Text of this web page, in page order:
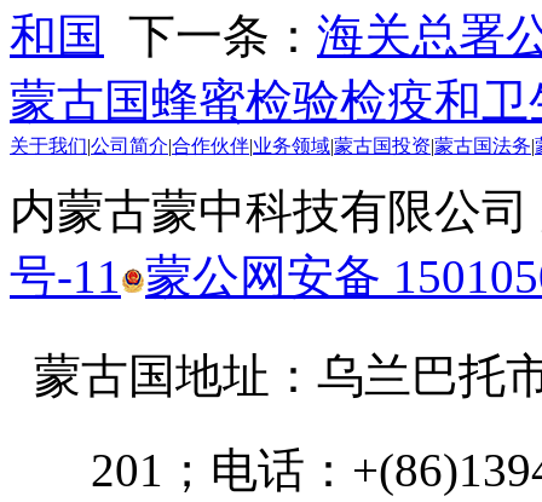
和国
下一条： 海关总署
蒙古国蜂蜜检验检疫和
关于我们 公司简介 合作伙伴 业务领域 蒙古国投资 蒙古国法务
内蒙古蒙中科技有限公
号-11 蒙公网安备
蒙古国地址： 乌兰巴托
201；电话：